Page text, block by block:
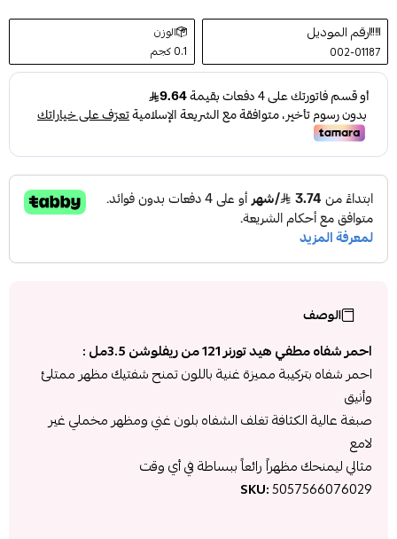
رقم الموديل
002-01187
الوزن
0.1 كجم
الوصف
احمر شفاه مطفي هيد تورنر 121 من ريفلوشن 3.5مل :
احمر شفاه بتركيبة مميزة غنية باللون تمنح شفتيك مظهر ممتلئ
وأنيق
صبغة عالية الكثافة تغلف الشفاه بلون غني ومظهر مخملي غير
لامع
مثالي ليمنحك مظهراً رائعاً ببساطة في أي وقت
SKU:5057566076029